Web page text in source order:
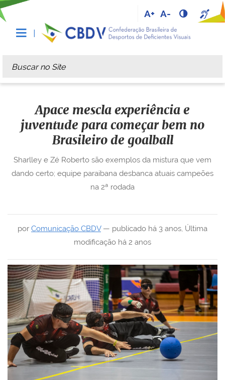
A+ A-
Busca
Busca Avançada…
Apace mescla experiência e
juventude para começar bem no
Brasileiro de goalball
por Comunicação CBDV— publicado há 3 anos, Última
modificação há 2 anos
Sharlley e Zé Roberto são exemplos da mistura que vem
dando certo; equipe paraibana desbanca atuais campeões
na 2ª rodada